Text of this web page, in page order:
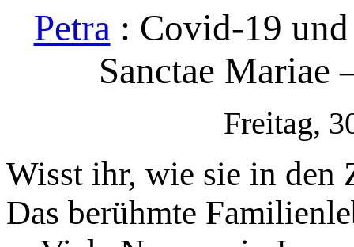
Petra : Covid-19
Sanctae Mariae
Freitag,
Wisst ihr, wie sie in den
Das berühmte